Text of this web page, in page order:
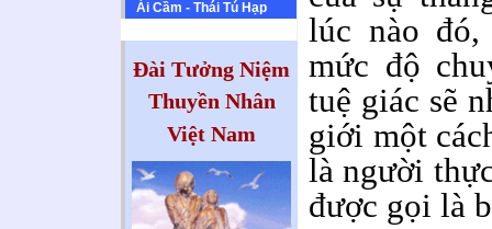
Ái Cầm - Thái Tú Hạp
Đài Tưởng Niệm
Thuyền Nhân
Việt Nam
lúc nào
mức độ
tuệ giác sẽ
giới một
là người
được gọi là